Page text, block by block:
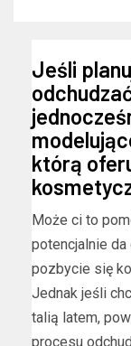
Jeśli
którą
Może ci to
potencjalnie
pozbycie się
Jednak jeśli
talią latem,
procesu